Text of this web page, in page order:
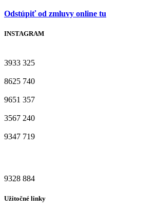
Odstúpiť od zmluvy online tu
INSTAGRAM
3933 325
8625 740
9651 357
3567 240
9347 719
9328 884
Užitočné linky